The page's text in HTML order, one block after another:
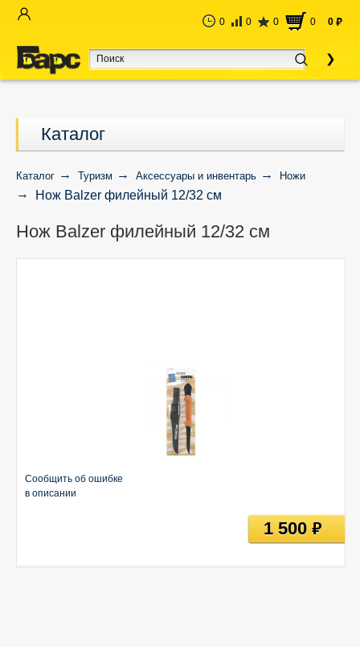
0 0 0 0 0 руб
Каталог
Каталог Туризм Аксессуары и инвентарь Ножи
Нож Balzer филейный 12/32 см
Нож Balzer филейный 12/32 см
Сообщить об ошибке
в описании
1 500руб